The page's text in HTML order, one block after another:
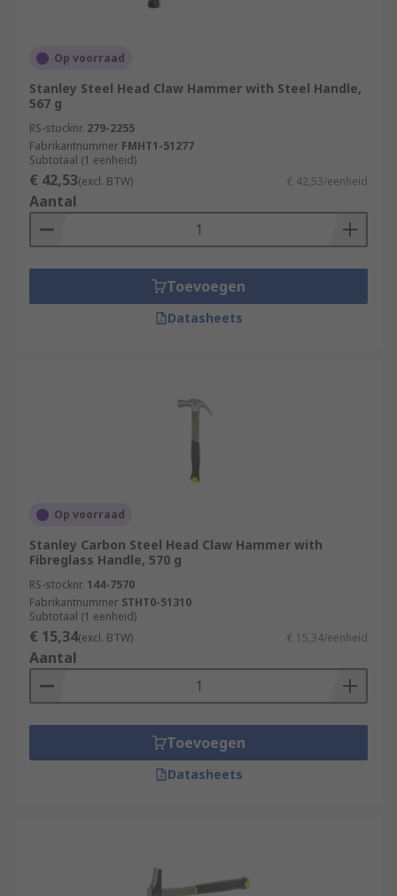
Op voorraad
Stanley Steel Head Claw Hammer with Steel Handle,
567 g
RS-stocknr. 279-2255
Fabrikantnummer FMHT1-51277
Subtotaal (1 eenheid)
€ 42,53(excl. BTW) € 42,53/eenheid
Aantal
Toevoegen
Datasheets
Op voorraad
Stanley Carbon Steel Head Claw Hammer with
Fibreglass Handle, 570 g
RS-stocknr. 144-7570
Fabrikantnummer STHT0-51310
Subtotaal (1 eenheid)
€ 15,34(excl. BTW) € 15,34/eenheid
Aantal
Toevoegen
Datasheets